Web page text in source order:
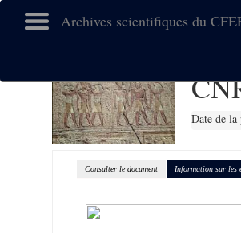
Archives scientifiques du
Date de la
Consulter le document Information sur les